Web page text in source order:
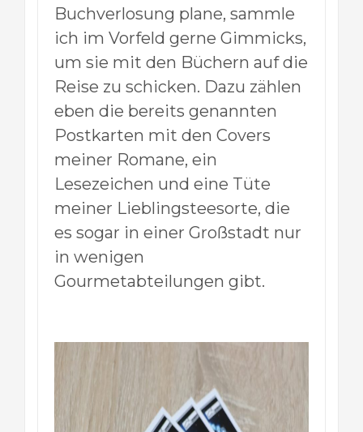
Buchverlosung plane, sammle
ich im Vorfeld gerne Gimmicks,
um sie mit den Büchern auf die
Reise zu schicken. Dazu zählen
eben die bereits genannten
Postkarten mit den Covers
meiner Romane, ein
Lesezeichen und eine Tüte
meiner Lieblingsteesorte, die
es sogar in einer Großstadt nur
in wenigen
Gourmetabteilungen gibt.